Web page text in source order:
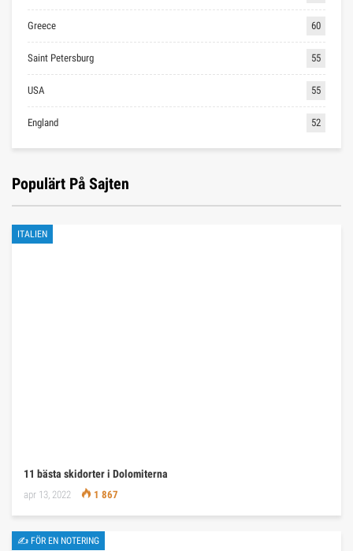
Greece 60
Saint Petersburg 55
USA 55
England 52
Populärt På Sajten
ITALIEN
11 bästa skidorter i Dolomiterna
apr 13, 2022 1 867
✍ FÖR EN NOTERING